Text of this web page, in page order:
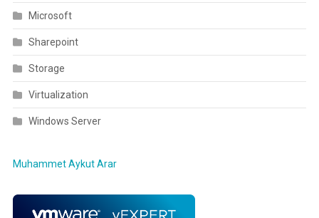
Microsoft
Sharepoint
Storage
Virtualization
Windows Server
Muhammet Aykut Arar